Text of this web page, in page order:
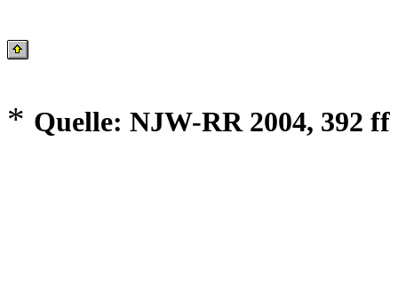
* Quelle: NJW-RR 2004, 392 ff